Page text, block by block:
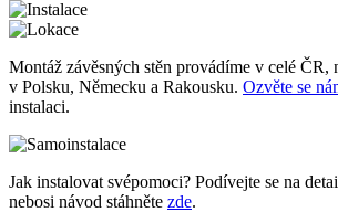
Montáž závěsných stěn provádíme v celé ČR,
v Polsku, Německu a Rakousku. Ozvěte se
instalaci.
Jak instalovat svépomoci? Podívejte se na
nebosi návod stáhněte zde.